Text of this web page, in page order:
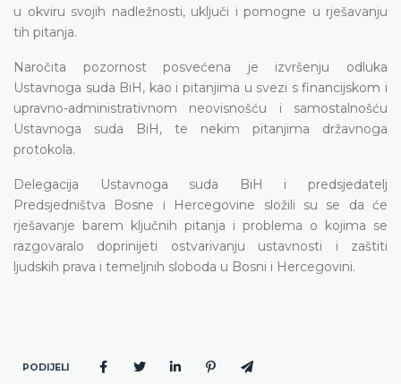
u okviru svojih nadležnosti, uključi i pomogne u rješavanju
tih pitanja.
Naročita pozornost posvećena je izvršenju odluka
Ustavnoga suda BiH, kao i pitanjima u svezi s financijskom i
upravno-administrativnom neovisnošću i samostalnošću
Ustavnoga suda BiH, te nekim pitanjima državnoga
protokola.
Delegacija Ustavnoga suda BiH i predsjedatelj
Predsjedništva Bosne i Hercegovine složili su se da će
rješavanje barem ključnih pitanja i problema o kojima se
razgovaralo doprinijeti ostvarivanju ustavnosti i zaštiti
ljudskih prava i temeljnih sloboda u Bosni i Hercegovini.
PODIJELI